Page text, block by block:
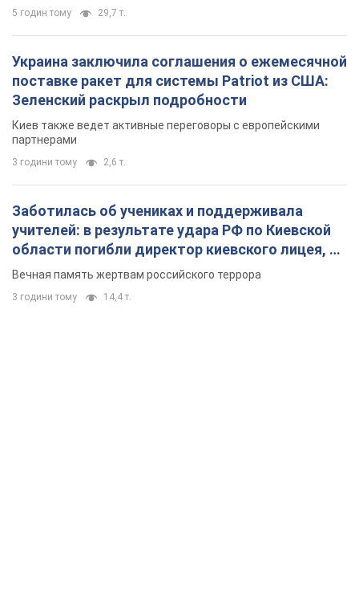
5 годин тому 29,7 т.
Украина заключила соглашения о ежемесячной
поставке ракет для системы Patriot из США:
Зеленский раскрыл подробности
Киев также ведет активные переговоры с европейскими
партнерами
3 години тому 2,6 т.
Заботилась об учениках и поддерживала
учителей: в результате удара РФ по Киевской
области погибли директор киевского лицея, её
муж и внук
Вечная память жертвам российского террора
3 години тому 14,4 т.